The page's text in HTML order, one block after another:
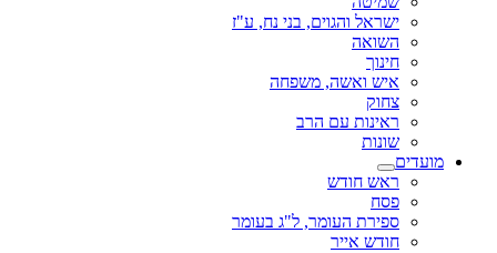
ישראל והגוים, בני נח, ע"ז
השואה
חינוך
איש ואשה, משפחה
צחוק
ראינות עם הרב
שונות
מועדים
ראש חודש
פסח
ספירת העומר, ל"ג בעומר
חודש אייר